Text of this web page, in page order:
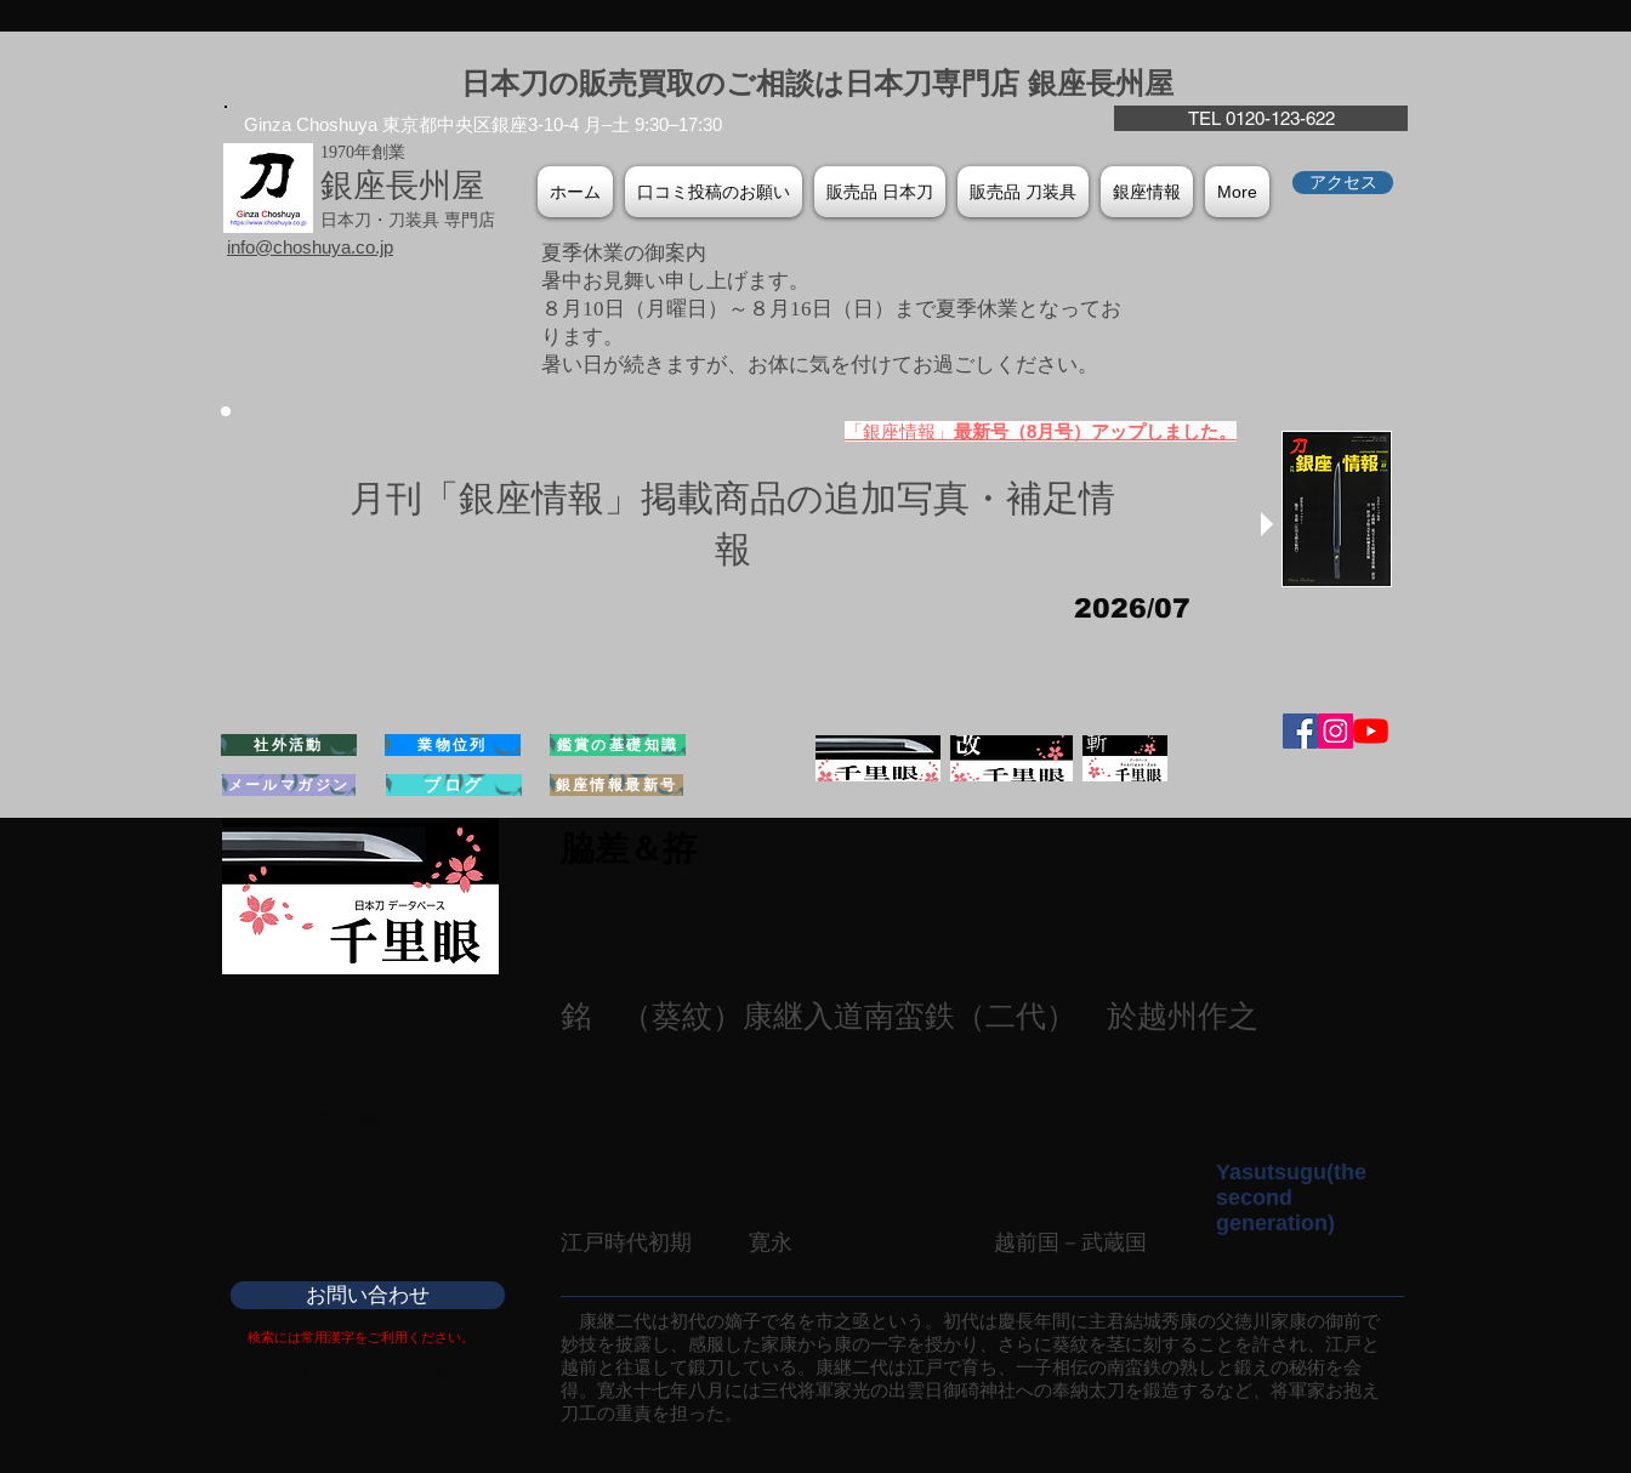
日本刀の販売買取のご相談は日本刀専門店 銀座⻑州屋
TEL 0120-123-622
Ginza Choshuya 東京都中央区銀座3-10-4 月–土 9:30–17:30
1970年創業
銀座長州屋
日本刀・刀装具 専門店
ホーム 口コミ投稿のお願い 販売品 日本刀 販売品 刀装具 銀座情報 More アクセス
info@choshuya.co.jp
夏季休業の御案内
暑中お見舞い申し上げます。
８月10日（月曜日）～８月16日（日）まで夏季休業となってお
ります。
​暑い日が続きますが、お体に気を付けてお過ごしください。
「銀座情報」 最新号（8月号）アップしました。
月刊「銀座情報」掲載商品の追加写真・補足情
報
2026/07
社外活動 業物位列 鑑賞の基礎知識
メールマガジン ブログ 銀座情報最新号
銘 （葵紋）康継入道南蛮鉄（二代） 於越州作之
江戸時代初期 寛永 越前国－武蔵国
Yasutsugu(the
second
generation)
お問い合わせ
検索には常用漢字をご利用ください。
康継二代は初代の嫡子で名を市之亟という。初代は慶長年間に主君結城秀康の父徳川家康の御前で
妙技を披露し、感服した家康から康の一字を授かり、さらに葵紋を茎に刻することを許され、江戸と
越前と往還して鍛刀している。康継二代は江戸で育ち、一子相伝の南蛮鉄の熟しと鍛えの秘術を会
得。寛永十七年八月には三代将軍家光の出雲日御碕神社への奉納太刀を鍛造するなど、将軍家お抱え
刀工の重責を担った。